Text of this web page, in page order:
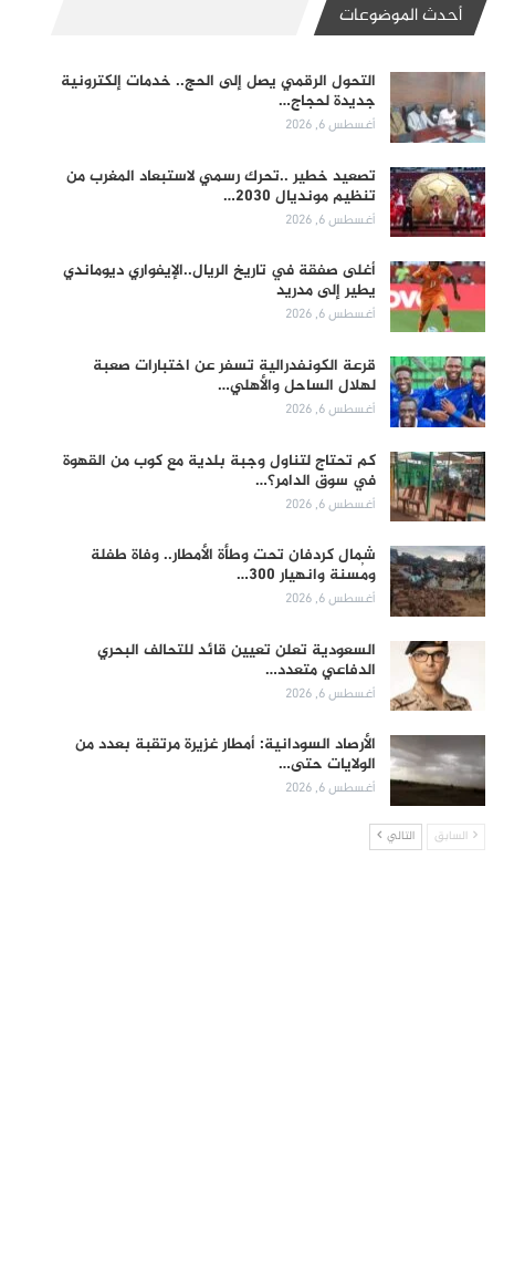
أحدث الموضوعات
التحول الرقمي يصل إلى الحج.. خدمات إلكترونية
جديدة لحجاج…
أغسطس 6, 2026
تصعيد خطير ..تحرك رسمي لاستبعاد المغرب من
تنظيم مونديال 2030…
أغسطس 6, 2026
أغلى صفقة في تاريخ الريال..الإيفواري ديوماندي
يطير إلى مدريد
أغسطس 6, 2026
قرعة الكونفدرالية تسفر عن اختبارات صعبة
لهلال الساحل والأهلي…
أغسطس 6, 2026
كم تحتاج لتناول وجبة بلدية مع كوب من القهوة
في سوق الدامر؟…
أغسطس 6, 2026
شمال كردفان تحت وطأة الأمطار.. وفاة طفلة
ومُسنة وانهيار 300…
أغسطس 6, 2026
السعودية تعلن تعيين قائد للتحالف البحري
الدفاعي متعدد…
أغسطس 6, 2026
الأرصاد السودانية: أمطار غزيرة مرتقبة بعدد من
الولايات حتى…
أغسطس 6, 2026
السابق التالي